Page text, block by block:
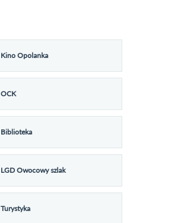
Kino Opolanka
OCK
Biblioteka
LGD Owocowy szlak
Turystyka